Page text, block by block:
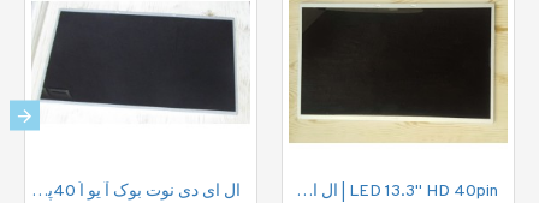
LED 13.3" HD 40pin | ال ای دی نوت بوک اچ دی 40پین ال ای دی نوت بوک آ یو اُ 40پین |LED 15.6" HD 40pin